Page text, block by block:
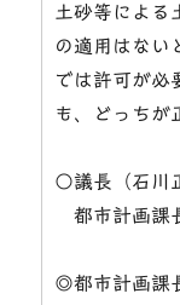
土砂等による
の適用はない
では許可が必
も、どっちが
○議長（石川
都市計画課
◎都市計画課